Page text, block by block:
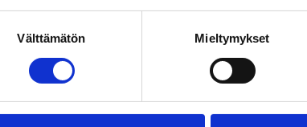
Välttämätön Mieltymykset